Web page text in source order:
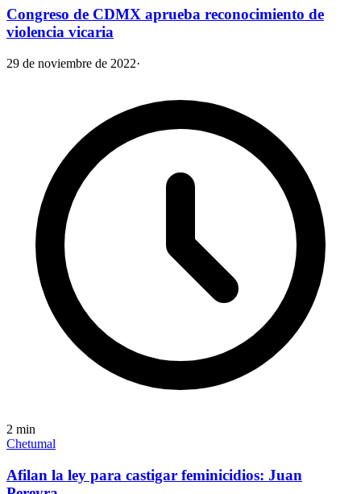
Congreso de CDMX aprueba reconocimiento de
violencia vicaria
29 de noviembre de 2022·
2 min
Chetumal
Afilan la ley para castigar feminicidios: Juan